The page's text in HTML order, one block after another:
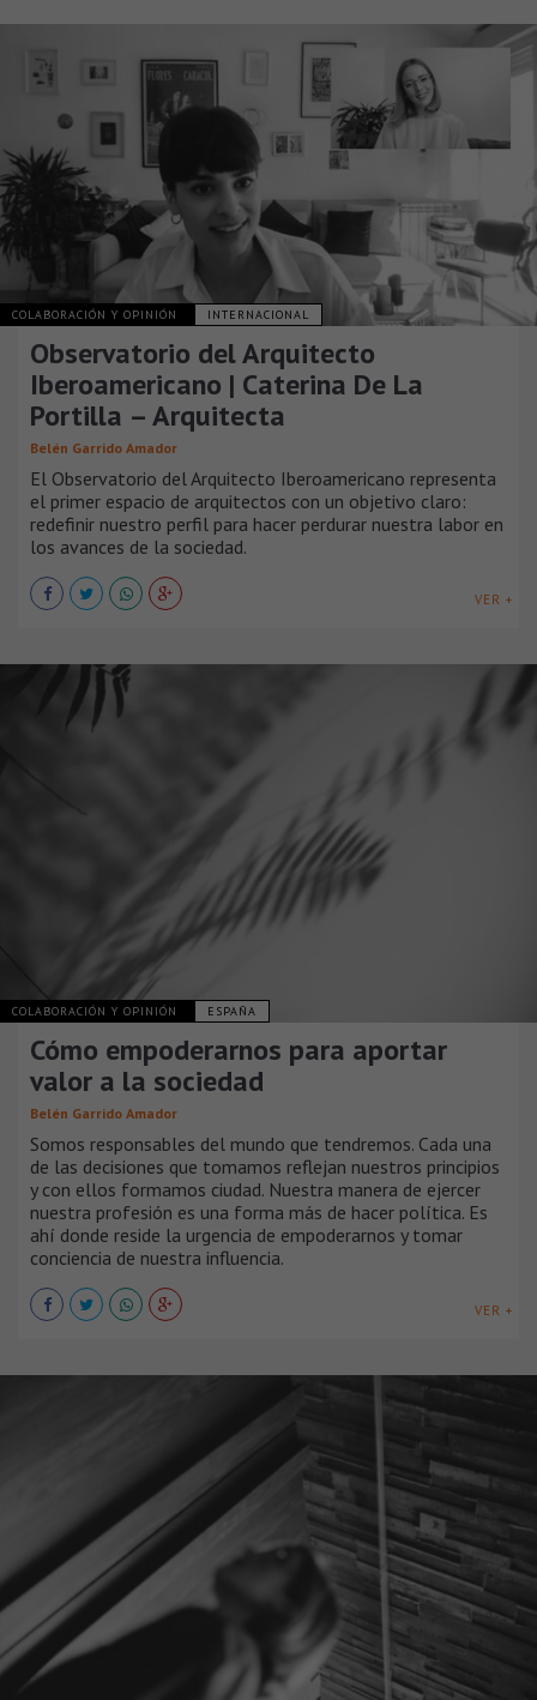
COLABORACIÓN Y OPINIÓN INTERNACIONAL
Observatorio del Arquitecto
Iberoamericano | Caterina De La
Portilla – Arquitecta
Belén Garrido Amador
El Observatorio del Arquitecto Iberoamericano representa
el primer espacio de arquitectos con un objetivo claro:
redefinir nuestro perfil para hacer perdurar nuestra labor en
los avances de la sociedad.
VER +
COLABORACIÓN Y OPINIÓN ESPAÑA
Cómo empoderarnos para aportar
valor a la sociedad
Belén Garrido Amador
Somos responsables del mundo que tendremos. Cada una
de las decisiones que tomamos reflejan nuestros principios
y con ellos formamos ciudad. Nuestra manera de ejercer
nuestra profesión es una forma más de hacer política. Es
ahí donde reside la urgencia de empoderarnos y tomar
conciencia de nuestra influencia.
VER +